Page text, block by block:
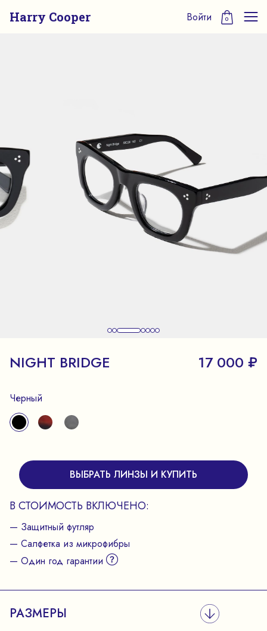
Harry Cooper Войти 0
NIGHT BRIDGE 17 000 ₽
Черный
ВЫБРАТЬ ЛИНЗЫ И КУПИТЬ
В СТОИМОСТЬ ВКЛЮЧЕНО:
— Защитный футляр
— Салфетка из микрофибры
— Один год гарантии
РАЗМЕРЫ